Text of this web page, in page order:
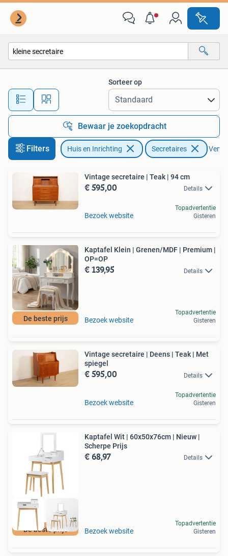
Alle afstanden…
Sorteer op
Bewaar je zoekopdracht
Filters Huis en Inrichting Secretaires
Vintage secretaire | Teak | 94 cm
€ 595,00 Details
Bezoek website
Topadvertentie
Gisteren
De beste prijs
Kaptafel Klein | Grenen/MDF | Premium |
OP=OP
€ 139,95 Details
Bezoek website
Topadvertentie
Gisteren
Vintage secretaire | Deens | Teak | Met
spiegel
€ 595,00 Details
Bezoek website
Topadvertentie
Gisteren
De beste prijs
Kaptafel Wit | 60x50x76cm | Nieuw |
Scherpe Prijs
€ 68,97 Details
Bezoek website
Topadvertentie
Gisteren